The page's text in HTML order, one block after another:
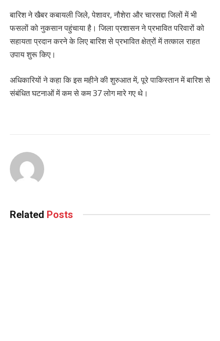
बारिश ने खैबर कबायली जिले, पेशावर, नौशेरा और चारसद्दा जिलों में भी
फसलों को नुकसान पहुंचाया है। जिला प्रशासन ने प्रभावित परिवारों को
सहायता प्रदान करने के लिए बारिश से प्रभावित क्षेत्रों में तत्काल राहत
उपाय शुरू किए।
अधिकारियों ने कहा कि इस महीने की शुरुआत में, पूरे पाकिस्तान में बारिश से
संबंधित घटनाओं में कम से कम 37 लोग मारे गए थे।
Related Posts